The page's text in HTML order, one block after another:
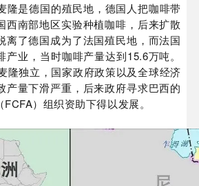
隆是德国的殖民地，德国人把咖啡带
西南部地区实验种植咖啡，后来扩散
离了德国成为了法国殖民地，而法国
业，当时咖啡产量达到15.6万吨。
隆独立，国家政府政策以及全球经济
产量下滑严重，后来政府寻求巴西的
）组织资助下得以发展。